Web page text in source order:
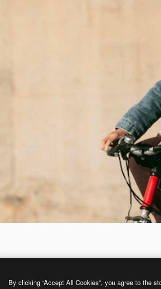
By clicking “Accept All Cookies”, you agree to the